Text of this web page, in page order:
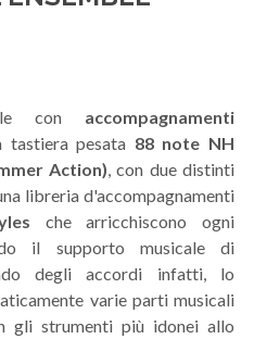
con accompagnamenti
tastiera pesata 88 note NH
Action) , con due distinti
libreria d'accompagnamenti
che arricchiscono ogni
il supporto musicale di
degli accordi infatti, lo
varie parti musicali
gli strumenti più idonei allo